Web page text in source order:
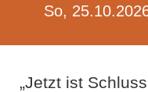
So,
„Jetzt ist